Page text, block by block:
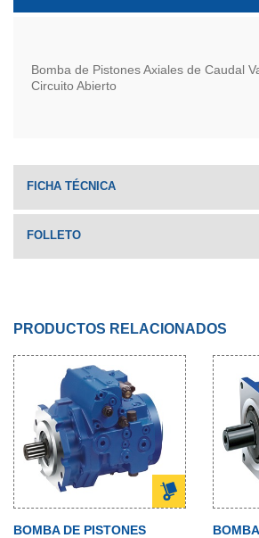
Bomba de Pistones Axiales de Caudal
Circuito Abierto
FICHA TÉCNICA
FOLLETO
PRODUCTOS RELACIONADOS
BOMBA DE PISTONES